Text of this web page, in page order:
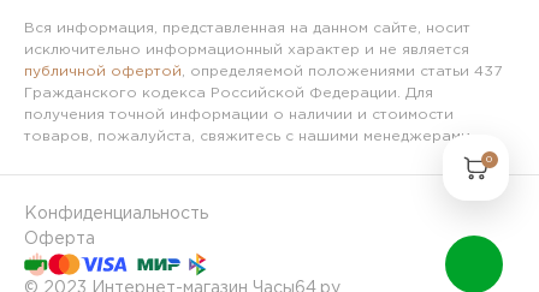
Вся информация, представленная на данном сайте, носит
исключительно информационный характер и не является
публичной офертой , определяемой положениями статьи 437
Гражданского кодекса Российской Федерации. Для
получения точной информации о наличии и стоимости
товаров, пожалуйста, свяжитесь с нашими менеджерами.
© 2023 Интернет-магазин Часы64.ру
Конфиденциальность
Оферта
0